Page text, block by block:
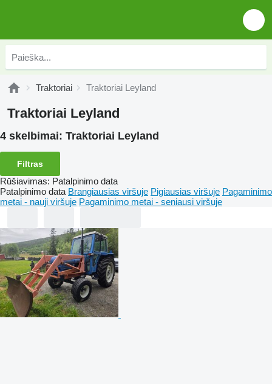
Traktoriai Traktoriai Leyland
Traktoriai Leyland
4 skelbimai: Traktoriai Leyland
Filtras
Rūšiavimas: Patalpinimo data
Patalpinimo data Brangiausias viršuje Pigiausias viršuje Pagaminimo
metai - nauji viršuje Pagaminimo metai - seniausi viršuje